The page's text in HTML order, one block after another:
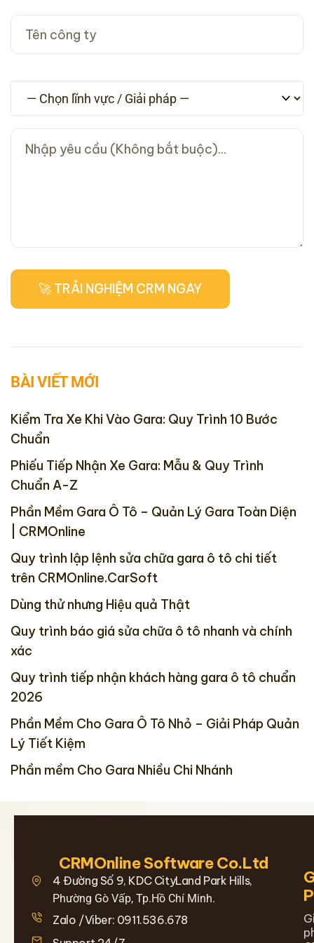
BÀI VIẾT MỚI
Kiểm Tra Xe Khi Vào Gara: Quy Trình 10 Bước
Chuẩn
Phiếu Tiếp Nhận Xe Gara: Mẫu & Quy Trình
Chuẩn A-Z
Phần Mềm Gara Ô Tô – Quản Lý Gara Toàn Diện
| CRMOnline
Quy trình lập lệnh sửa chữa gara ô tô chi tiết
trên CRMOnline.CarSoft
Dùng thử nhưng Hiệu quả Thật
Quy trình báo giá sửa chữa ô tô nhanh và chính
xác
Quy trình tiếp nhận khách hàng gara ô tô chuẩn
2026
Phần Mềm Cho Gara Ô Tô Nhỏ – Giải Pháp Quản
Lý Tiết Kiệm
Phần mềm Cho Gara Nhiều Chi Nhánh
CRMOnline Software Co.Ltd
4 Đường Số 9, KDC CityLand Park Hills,
Phường Gò Vấp, Tp.Hồ Chí Minh.
Zalo /Viber: 0911.536.678